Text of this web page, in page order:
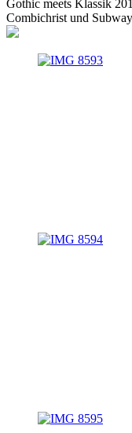
Gothic meets Klassik
Combichrist und